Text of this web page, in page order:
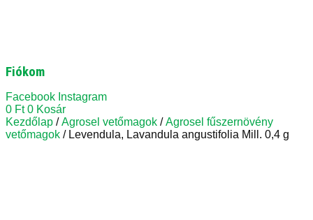
Fiókom
Facebook Instagram
0 Ft 0 Kosár
Kezdőlap /Agrosel vetőmagok /Agrosel fűszernövény
vetőmagok / Levendula, Lavandula angustifolia Mill. 0,4 g